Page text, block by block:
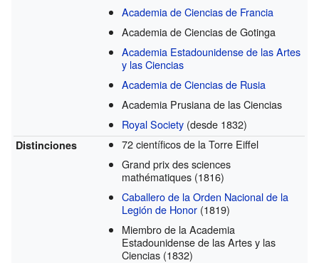
Academia de Ciencias de Francia
Academia de Ciencias de Gotinga
Academia Estadounidense de las Artes
y las Ciencias
Academia de Ciencias de Rusia
Academia Prusiana de las Ciencias
Royal Society (desde 1832)
Distinciones
72 científicos de la Torre Eiffel
Grand prix des sciences
mathématiques (1816)
Caballero de la Orden Nacional de la
Legión de Honor (1819)
Miembro de la Academia
Estadounidense de las Artes y las
Ciencias (1832)